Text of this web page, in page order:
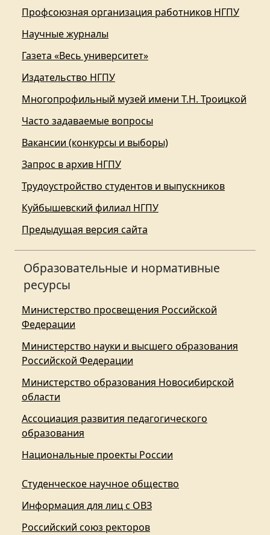
Профсоюзная организация работников НГПУ
Научные журналы
Газета «Весь университет»
Издательство НГПУ
Многопрофильный музей имени Т.Н. Троицкой
Часто задаваемые вопросы
Вакансии (конкурсы и выборы)
Запрос в архив НГПУ
Трудоустройство студентов и выпускников
Куйбышевский филиал НГПУ
Предыдущая версия сайта
Образовательные и нормативные
ресурсы
Министерство просвещения Российской
Федерации
Министерство науки и высшего образования
Российской Федерации
Министерство образования Новосибирской
области
Ассоциация развития педагогического
образования
Национальные проекты России
Студенческое научное общество
Информация для лиц с ОВЗ
Российский союз ректоров